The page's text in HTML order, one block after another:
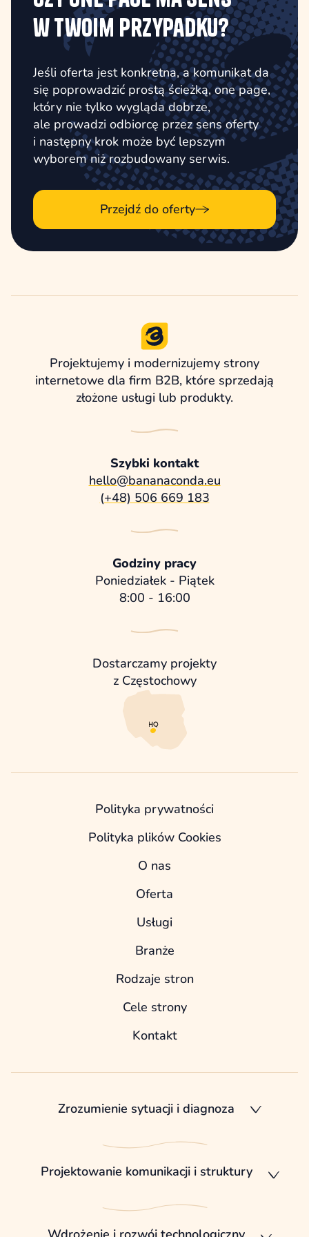
w Twoim przypadku?
Jeśli oferta jest konkretna, a komunikat da
się poprowadzić prostą ścieżką, one page,
który nie tylko wygląda dobrze,
ale prowadzi odbiorcę przez sens oferty
i następny krok może być lepszym
wyborem niż rozbudowany serwis.
Przejdź do oferty
Projektujemy i modernizujemy strony
internetowe dla firm B2B, które sprzedają
złożone usługi lub produkty.
Szybki kontakt
hello@bananaconda.eu
(+48) 506 669 183
Godziny pracy
Poniedziałek - Piątek
8:00 - 16:00
Dostarczamy projekty
z Częstochowy
Polityka prywatności
Polityka plików Cookies
O nas
Oferta
Usługi
Branże
Rodzaje stron
Cele strony
Kontakt
Zrozumienie sytuacji i diagnoza
Projektowanie komunikacji i struktury